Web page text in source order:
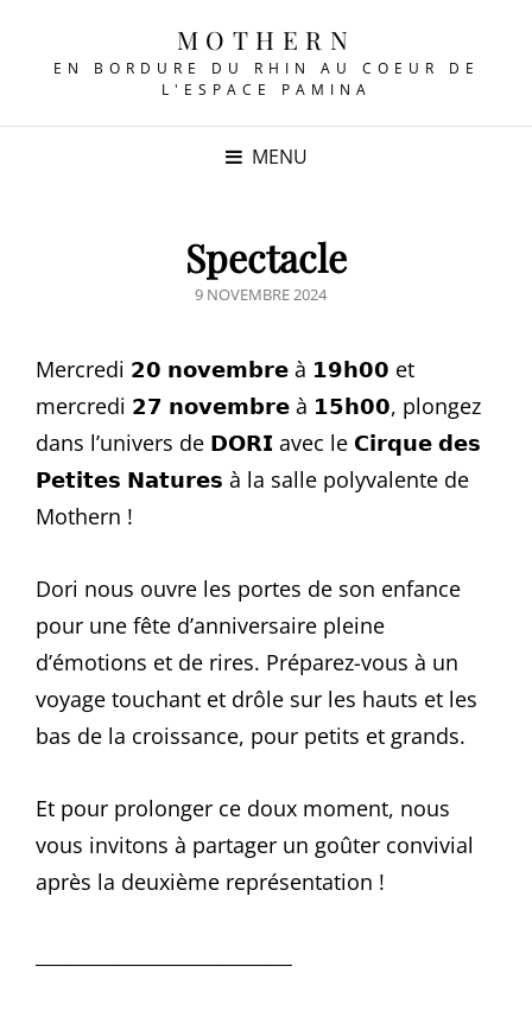
MOTHERN
EN BORDURE DU RHIN AU COEUR DE
L'ESPACE PAMINA
MENU
Spectacle
POSTED
9 NOVEMBRE 2024
Mercredi 𝟮𝟬 𝗻𝗼𝘃𝗲𝗺𝗯𝗿𝗲 à 𝟭𝟵𝗵𝟬𝟬 et
mercredi 𝟮𝟳 𝗻𝗼𝘃𝗲𝗺𝗯𝗿𝗲 à 𝟭𝟱𝗵𝟬𝟬, plongez
dans l’univers de 𝗗𝗢𝗥𝗜 avec le 𝗖𝗶𝗿𝗾𝘂𝗲 𝗱𝗲𝘀
𝗣𝗲𝘁𝗶𝘁𝗲𝘀 𝗡𝗮𝘁𝘂𝗿𝗲𝘀 à la salle polyvalente de
Mothern !
Dori nous ouvre les portes de son enfance
pour une fête d’anniversaire pleine
d’émotions et de rires. Préparez-vous à un
voyage touchant et drôle sur les hauts et les
bas de la croissance, pour petits et grands.
Et pour prolonger ce doux moment, nous
vous invitons à partager un goûter convivial
après la deuxième représentation !